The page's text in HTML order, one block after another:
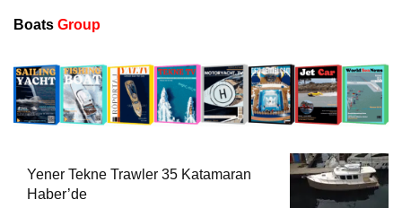
Boats Group
Yener Tekne Trawler 35 Katamaran
Haber’de